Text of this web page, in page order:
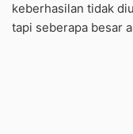
keberhasilan tidak
tapi seberapa besar